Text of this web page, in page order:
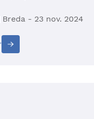
Breda - 23 nov. 2024